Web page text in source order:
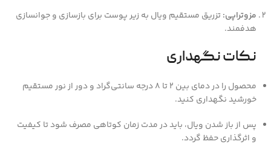
مزوتراپی:تزریق مستقیم ویال به زیر پوست برای بازسازی و جوانسازی
هدفمند.
نکات نگهداری
محصول را در دمای بین ۲ تا ۸ درجه سانتی‌گراد و دور از نور مستقیم
خورشید نگهداری کنید.
پس از باز شدن ویال، باید در مدت زمان کوتاهی مصرف شود تا کیفیت
و اثرگذاری حفظ گردد.